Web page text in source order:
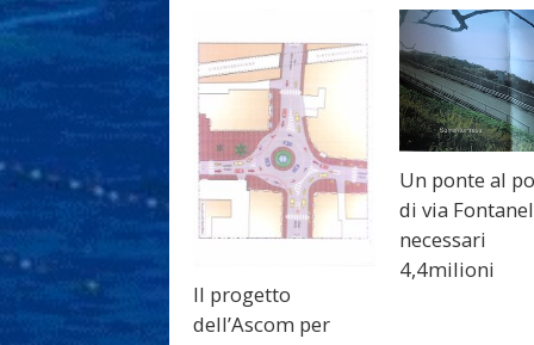
Il progetto
dell’Ascom per
Un ponte al
di via
necessari
4,4milioni